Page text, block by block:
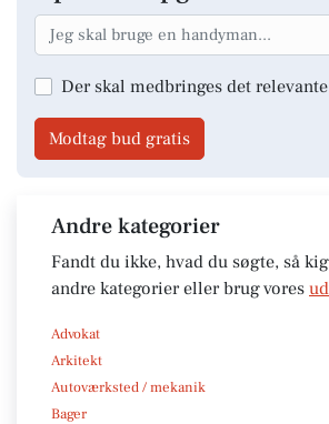
Der skal medbringes det
Modtag bud gratis
Andre kategorier
Fandt du ikke, hvad du søgte, så
andre kategorier eller brug vores
Advokat
Arkitekt
Autoværksted / mekanik
Bager